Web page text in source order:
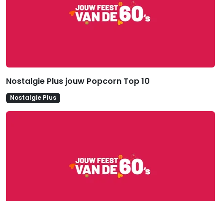
Nostalgie Plus jouw Popcorn Top 10
Nostalgie Plus